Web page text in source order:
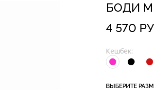
БОДИ
4 570
Кешбек:
ВЫБЕРИТЕ